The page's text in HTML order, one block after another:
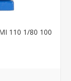
110 1/80 100